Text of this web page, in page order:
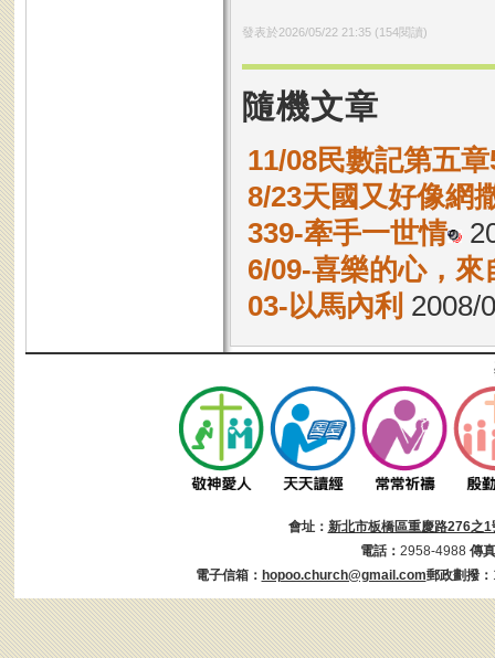
發表於2026/05/22 21:35(154閱讀)
隨機文章
11/08民數記第五
8/23天國又好像網
339-牽手一世情
6/09-喜樂的心，來
03-以馬內利 2008/
會址： 新北市板橋區重慶路276之1
電話： 2958-4988 傳
電子信箱： hopoo.church@gmail.com郵政劃撥：